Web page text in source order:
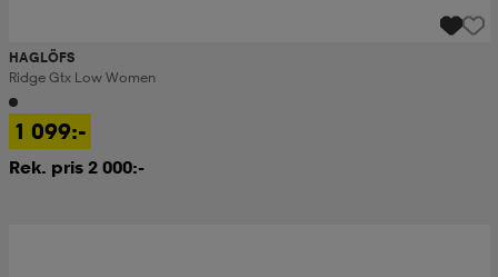
HAGLÖFS
Ridge Gtx Low Women
1 099:-
Rek. pris 2 000:-